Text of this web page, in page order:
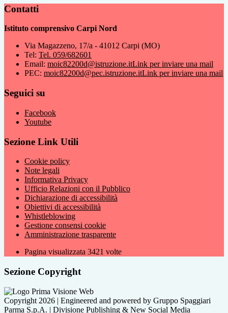
Contatti
Istituto comprensivo Carpi Nord
Via Magazzeno, 17/a - 41012 Carpi (MO)
Tel: Tel. 059/682601
Email: moic82200d@istruzione.itLink per inviare una mail
PEC: moic82200d@pec.istruzione.itLink per inviare una mail
Seguici su
Facebook
Youtube
Sezione Link Utili
Cookie policy
Note legali
Informativa Privacy
Ufficio Relazioni con il Pubblico
Dichiarazione di accessibilità
Obiettivi di accessibilità
Whistleblowing
Gestione consensi cookie
Amministrazione trasparente
Pagina visualizzata 3421 volte
Sezione Copyright
Copyright 2026 | Engineered and powered by Gruppo Spaggiari
Parma S.p.A. | Divisione Publishing & New Social Media